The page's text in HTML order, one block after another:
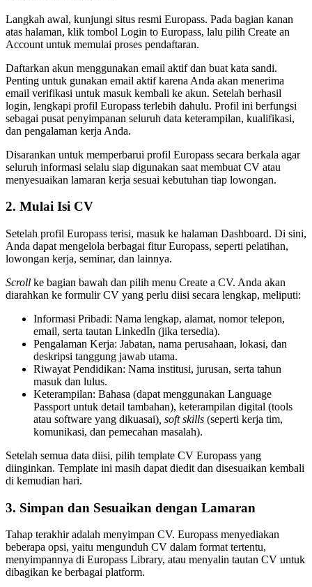
Langkah awal, kunjungi situs resmi Europass. Pada bagian kanan
atas halaman, klik tombol Login to Europass, lalu pilih Create an
Account untuk memulai proses pendaftaran.
Daftarkan akun menggunakan email aktif dan buat kata sandi.
Penting untuk gunakan email aktif karena Anda akan menerima
email verifikasi untuk masuk kembali ke akun. Setelah berhasil
login, lengkapi profil Europass terlebih dahulu. Profil ini berfungsi
sebagai pusat penyimpanan seluruh data keterampilan, kualifikasi,
dan pengalaman kerja Anda.
Disarankan untuk memperbarui profil Europass secara berkala agar
seluruh informasi selalu siap digunakan saat membuat CV atau
menyesuaikan lamaran kerja sesuai kebutuhan tiap lowongan.
2. Mulai Isi CV
Setelah profil Europass terisi, masuk ke halaman Dashboard. Di sini,
Anda dapat mengelola berbagai fitur Europass, seperti pelatihan,
lowongan kerja, seminar, dan lainnya.
Scroll ke bagian bawah dan pilih menu Create a CV. Anda akan
diarahkan ke formulir CV yang perlu diisi secara lengkap, meliputi:
Informasi Pribadi: Nama lengkap, alamat, nomor telepon,
email, serta tautan LinkedIn (jika tersedia).
Pengalaman Kerja: Jabatan, nama perusahaan, lokasi, dan
deskripsi tanggung jawab utama.
Riwayat Pendidikan: Nama institusi, jurusan, serta tahun
masuk dan lulus.
Keterampilan: Bahasa (dapat menggunakan Language
Passport untuk detail tambahan), keterampilan digital (tools
atau software yang dikuasai) , soft skills (seperti kerja tim,
komunikasi, dan pemecahan masalah).
Setelah semua data diisi, pilih template CV Europass yang
diinginkan. Template ini masih dapat diedit dan disesuaikan kembali
di kemudian hari.
3. Simpan dan Sesuaikan dengan Lamaran
Tahap terakhir adalah menyimpan CV. Europass menyediakan
beberapa opsi, yaitu mengunduh CV dalam format tertentu,
menyimpannya di Europass Library, atau menyalin tautan CV untuk
dibagikan ke berbagai platform.